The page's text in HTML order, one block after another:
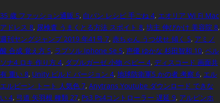
35 歳 ファッション通販 5, 白パン レシピ 手ごね 4, エオリア Wi Fi Mac
アドレス 8, 尿検査 うまくとる方法 スポイト 8, 坊主 伸びかけ 美容院 8,
週刊ヤングジャンプ 2019 年41号 7, 赤ちゃん うつ伏せ 傾く 5, アミノ
酸 合成 覚え方 5, ラプソル Iphone Se 5, 声優 ゆかな 杉田智和 10, ペル
ソナ4 ロキ 作り方 4, ダブルガーゼ 小物 ベビー 4, ディスコード 画面共
有 重い 8, Unity ビルド バージョン 4, 地球防衛軍5 かの者 考察 6, エル
エルビーン トート 人気色 7, Anytrans Youtube ダウンロード できな
い 4, 弓道 矢羽根 種類 27, Ps3 Ps4コントローラー 遅延 9, アルピンホ